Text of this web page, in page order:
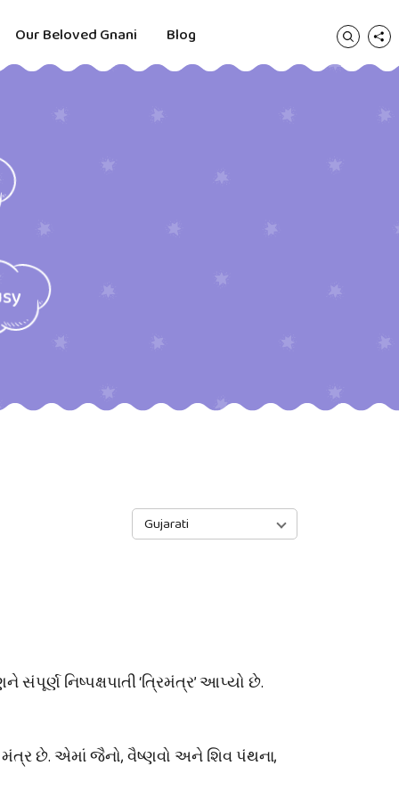
Our Beloved Gnani Blog
Gujarati
નિષ્પક્ષપાતી ‘ત્રિમંત્ર’ આપ્યો છે.
મંત્ર છે. એમાં જૈનો, વૈષ્ણવો અને શિવ પંથના,